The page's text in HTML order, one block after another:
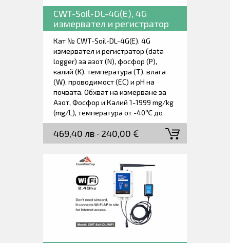
CWT-Soil-DL-4G(E), 4G
измервател и регистратор
на азот, фосфор, калий,
температура, влага,
предвидимост и рН на
почвата.
Кат № CWT-Soil-DL-4G(E). 4G
измервател и регистратор (data
logger) за азот (N), фосфор (P),
калий (K), температура (T), влага
(W), проводимост (EC) и рН на
почвата. Обхват на измерване за
Азот, Фосфор и Калий 1-1999 mg/kg
(mg/L), температура от -40℃ до
80℃, влага от 0 of 100%,
проводимост 0-200000 µS/cm и рН
от 3 до 9 Висока точност, бърза
консумация с вградена батерия.
Подходящ за всички видове почви.
Дълготрайно заровен сензор в
почвата, устойчив на дълготрайна
електролиза, устойчив на корозия,
напълно водоустойчив.
469,40 лв · 240,00 €